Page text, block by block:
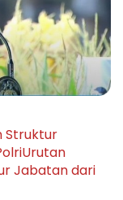
Struktur
Jabatan dari